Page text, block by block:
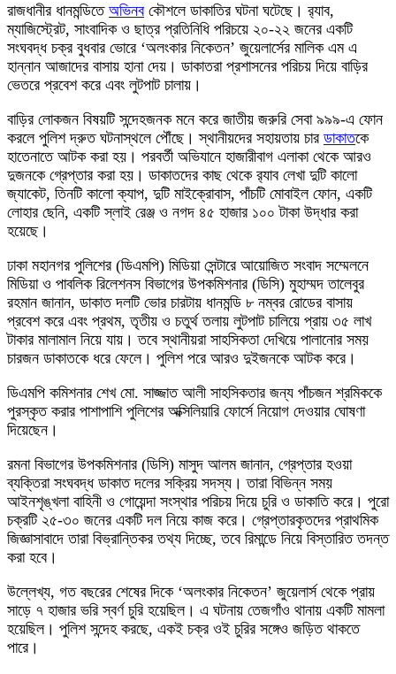
রাজধানীর ধানমন্ডিতে অভিনবকৌশলে ডাকাতির ঘটনা ঘটেছে। র‌্যাব,
ম্যাজিস্ট্রেট, সাংবাদিক ও ছাত্র প্রতিনিধি পরিচয়ে ২০-২২ জনের একটি
সংঘবদ্ধ চক্র বুধবার ভোরে ‘অলংকার নিকেতন’ জুয়েলার্সের মালিক এম এ
হান্নান আজাদের বাসায় হানা দেয়। ডাকাতরা প্রশাসনের পরিচয় দিয়ে বাড়ির
ভেতরে প্রবেশ করে এবং লুটপাট চালায়।
বাড়ির লোকজন বিষয়টি সন্দেহজনক মনে করে জাতীয় জরুরি সেবা ৯৯৯-এ ফোন
করলে পুলিশ দ্রুত ঘটনাস্থলে পৌঁছে। স্থানীয়দের সহায়তায় চার ডাকাতকে
হাতেনাতে আটক করা হয়। পরবর্তী অভিযানে হাজারীবাগ এলাকা থেকে আরও
দুজনকে গ্রেপ্তার করা হয়। ডাকাতদের কাছ থেকে র‌্যাব লেখা দুটি কালো
জ্যাকেট, তিনটি কালো ক্যাপ, দুটি মাইক্রোবাস, পাঁচটি মোবাইল ফোন, একটি
লোহার ছেনি, একটি স্লাই রেঞ্জ ও নগদ ৪৫ হাজার ১০০ টাকা উদ্ধার করা
হয়েছে।
ঢাকা মহানগর পুলিশের (ডিএমপি) মিডিয়া সেন্টারে আয়োজিত সংবাদ সম্মেলনে
মিডিয়া ও পাবলিক রিলেশনস বিভাগের উপকমিশনার (ডিসি) মুহাম্মদ তালেবুর
রহমান জানান, ডাকাত দলটি ভোর চারটায় ধানমন্ডি ৮ নম্বর রোডের বাসায়
প্রবেশ করে এবং প্রথম, তৃতীয় ও চতুর্থ তলায় লুটপাট চালিয়ে প্রায় ৩৫ লাখ
টাকার মালামাল নিয়ে যায়। তবে স্থানীয়রা সাহসিকতা দেখিয়ে পালানোর সময়
চারজন ডাকাতকে ধরে ফেলে। পুলিশ পরে আরও দুইজনকে আটক করে।
ডিএমপি কমিশনার শেখ মো. সাজ্জাত আলী সাহসিকতার জন্য পাঁচজন শ্রমিককে
পুরস্কৃত করার পাশাপাশি পুলিশের অক্সিলিয়ারি ফোর্সে নিয়োগ দেওয়ার ঘোষণা
দিয়েছেন।
রমনা বিভাগের উপকমিশনার (ডিসি) মাসুদ আলম জানান, গ্রেপ্তার হওয়া
ব্যক্তিরা সংঘবদ্ধ ডাকাত দলের সক্রিয় সদস্য। তারা বিভিন্ন সময়
আইনশৃঙ্খলা বাহিনী ও গোয়েন্দা সংস্থার পরিচয় দিয়ে চুরি ও ডাকাতি করে। পুরো
চক্রটি ২৫-৩০ জনের একটি দল নিয়ে কাজ করে। গ্রেপ্তারকৃতদের প্রাথমিক
জিজ্ঞাসাবাদে তারা বিভ্রান্তিকর তথ্য দিচ্ছে, তবে রিমান্ডে নিয়ে বিস্তারিত তদন্ত
করা হবে।
উল্লেখ্য, গত বছরের শেষের দিকে ‘অলংকার নিকেতন’ জুয়েলার্স থেকে প্রায়
সাড়ে ৭ হাজার ভরি স্বর্ণ চুরি হয়েছিল। এ ঘটনায় তেজগাঁও থানায় একটি মামলা
হয়েছিল। পুলিশ সন্দেহ করছে, একই চক্র ওই চুরির সঙ্গেও জড়িত থাকতে
পারে।